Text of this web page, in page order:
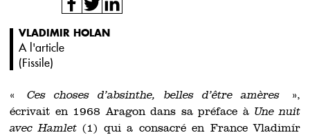
VLADIMIR HOLAN
A l'article
(Fissile)
« Ces choses d’absinthe, belles d’être amères »,
écrivait en 1968 Aragon dans sa préface à Une nuit
avec Hamlet(1) qui a consacré en France Vladimír